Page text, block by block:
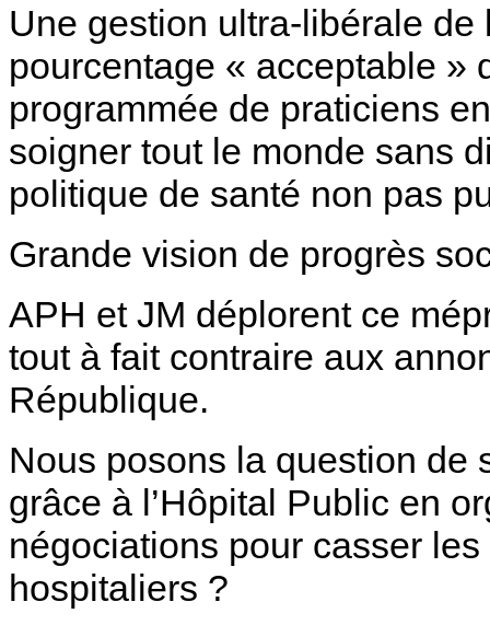
Une gestion ultra-libérale de
pourcentage « acceptable »
programmée de praticiens
soigner tout le monde sans
politique de santé non pas
Grande vision de progrès
APH et JM déplorent ce
tout à fait contraire aux
République.
Nous posons la question de
grâce à l’Hôpital Public en
négociations pour casser
hospitaliers ?